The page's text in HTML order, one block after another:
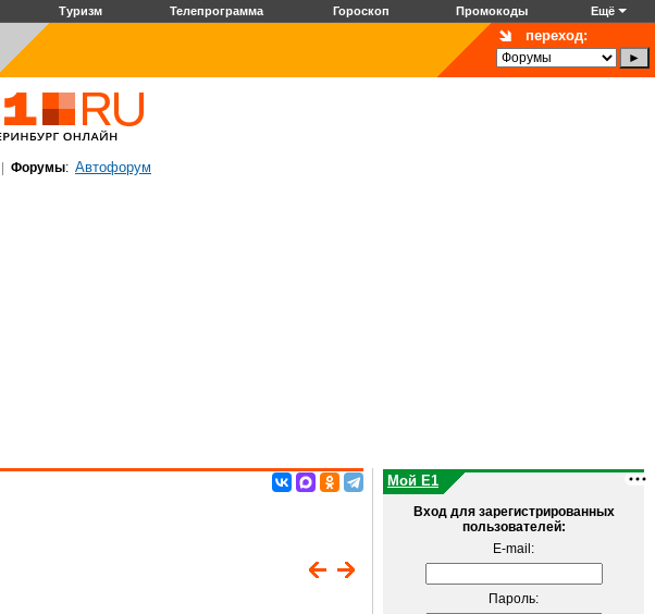
Туризм Телепрограмма Гороскоп Промокоды Ещё
переход:
Форумы: Автофорум
Мой E1
Вход для зарегистрированных
пользователей:
E-mail:
Пароль: